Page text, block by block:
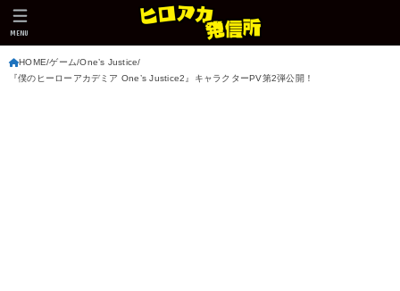
MENU
HOME ゲーム One’s Justice
『僕のヒーローアカデミア One’s Justice2』キャラクターPV第2弾公開！